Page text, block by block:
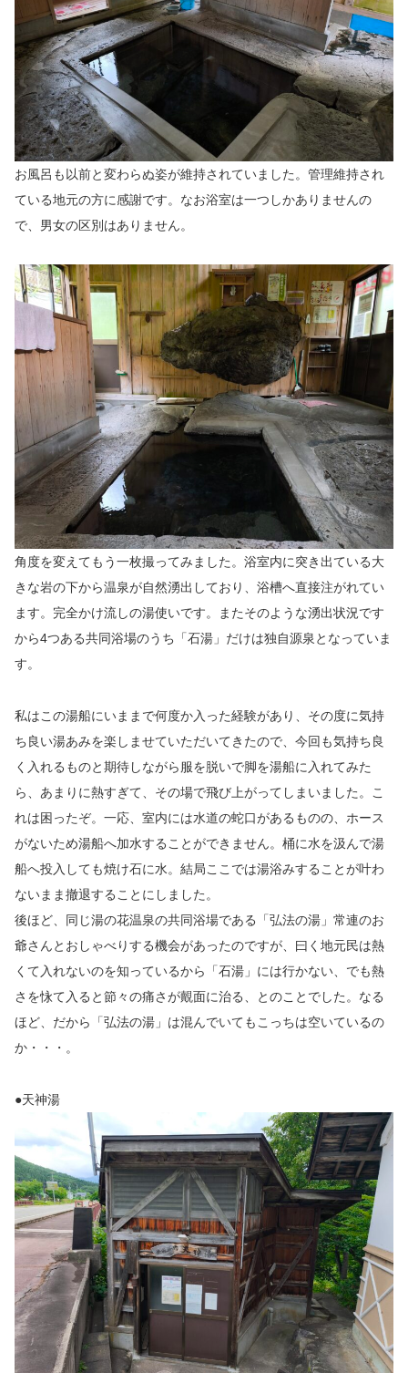
お風呂も以前と変わらぬ姿が維持されていました。管理維持され
ている地元の方に感謝です。なお浴室は一つしかありませんの
で、男女の区別はありません。
角度を変えてもう一枚撮ってみました。浴室内に突き出ている大
きな岩の下から温泉が自然湧出しており、浴槽へ直接注がれてい
ます。完全かけ流しの湯使いです。またそのような湧出状況です
から4つある共同浴場のうち「石湯」だけは独自源泉となっていま
す。
私はこの湯船にいままで何度か入った経験があり、その度に気持
ち良い湯あみを楽しませていただいてきたので、今回も気持ち良
く入れるものと期待しながら服を脱いで脚を湯船に入れてみた
ら、あまりに熱すぎて、その場で飛び上がってしまいました。こ
れは困ったぞ。一応、室内には水道の蛇口があるものの、ホース
がないため湯船へ加水することができません。桶に水を汲んで湯
船へ投入しても焼け石に水。結局ここでは湯浴みすることが叶わ
ないまま撤退することにしました。
後ほど、同じ湯の花温泉の共同浴場である「弘法の湯」常連のお
爺さんとおしゃべりする機会があったのですが、曰く地元民は熱
くて入れないのを知っているから「石湯」には行かない、でも熱
さを怺て入ると節々の痛さが覿面に治る、とのことでした。なる
ほど、だから「弘法の湯」は混んでいてもこっちは空いているの
か・・・。
●天神湯